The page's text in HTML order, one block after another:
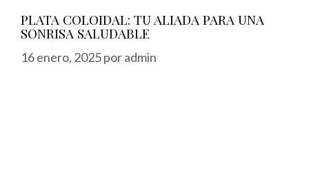
PLATA COLOIDAL: TU ALIADA PARA UNA
SONRISA SALUDABLE
16 enero, 2025poradmin